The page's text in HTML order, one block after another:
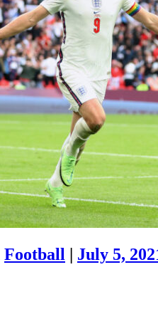
Football | July 5,